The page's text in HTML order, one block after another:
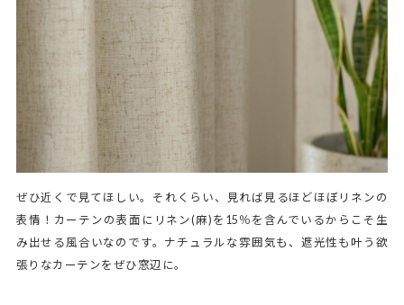
ぜひ近くで見てほしい。それくらい、見れば見るほどほぼリネンの
表情！カーテンの表面にリネン(麻)を15％を含んでいるからこそ生
み出せる風合いなのです。ナチュラルな雰囲気も、遮光性も叶う欲
張りなカーテンをぜひ窓辺に。